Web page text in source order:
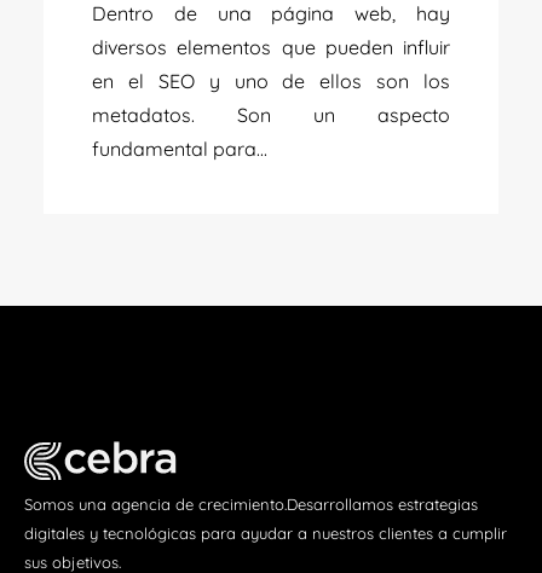
Dentro de una página web, hay
diversos elementos que pueden influir
en el SEO y uno de ellos son los
metadatos. Son un aspecto
fundamental para...
Somos una agencia de crecimiento.Desarrollamos estrategias
digitales y tecnológicas para ayudar a nuestros clientes a cumplir
sus objetivos.